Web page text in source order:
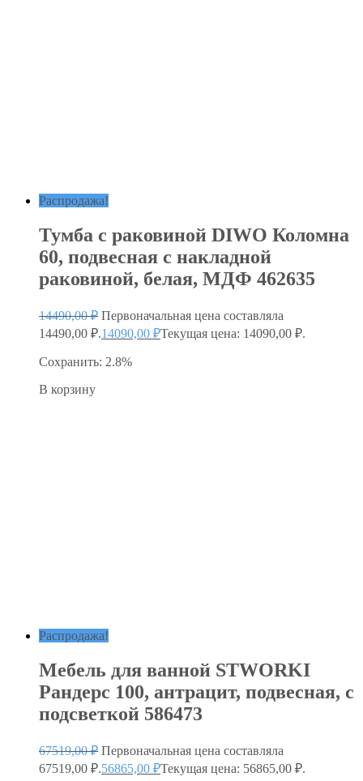
Распродажа!
Тумба с раковиной DIWO Коломна
60, подвесная с накладной
раковиной, белая, МДФ 462635
14490,00₽ Первоначальная цена составляла
14490,00 ₽.14090,00 ₽Текущая цена: 14090,00 ₽.
Сохранить: 2.8%
В корзину
Распродажа!
Мебель для ванной STWORKI
Рандерс 100, антрацит, подвесная, с
подсветкой 586473
67519,00₽ Первоначальная цена составляла
67519,00 ₽.56865,00 ₽Текущая цена: 56865,00 ₽.